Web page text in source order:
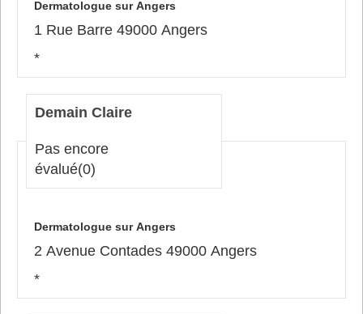
Dermatologue sur Angers
1 Rue Barre 49000 Angers
*
Demain Claire
Pas encore
évalué(0)
Dermatologue sur Angers
2 Avenue Contades 49000 Angers
*